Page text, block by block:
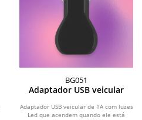
BG051
Adaptador USB veicular
Adaptador USB veicular de 1A com luzes
Led que acendem quando ele está